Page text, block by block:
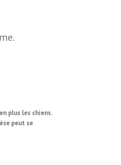
plus les chiens.
peut se